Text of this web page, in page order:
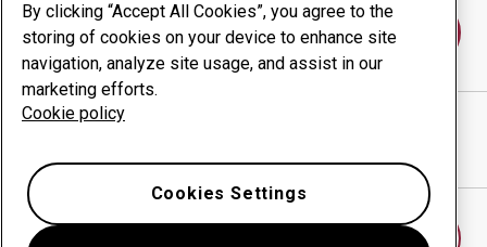
Skontaktuj się z nami
IHLE FABRICATIONS LLC
By clicking “Accept All Cookies”, you agree to the
storing of cookies on your device to enhance site
navigation, analyze site usage, and assist in our
marketing efforts.
Cookie policy
Cookies Settings